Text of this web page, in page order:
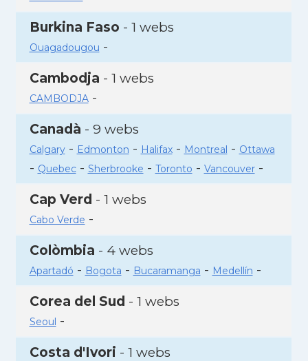
Burkina Faso - 1 webs
Ouagadougou -
Cambodja - 1 webs
CAMBODJA-
Canadà - 9 webs
Calgary- Edmonton - Halifax- Montreal - Ottawa
- Quebec- Sherbrooke - Toronto - Vancouver-
Cap Verd - 1 webs
Cabo Verde -
Colòmbia - 4 webs
Apartadó - Bogota - Bucaramanga - Medellín -
Corea del Sud - 1 webs
Seoul -
Costa d'Ivori - 1 webs